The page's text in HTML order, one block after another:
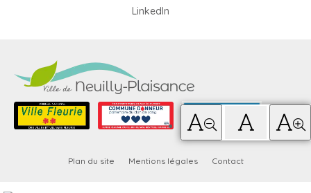
LinkedIn
Plan du site Mentions légales Contact